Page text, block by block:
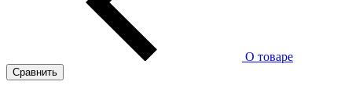
О товаре
Сравнить